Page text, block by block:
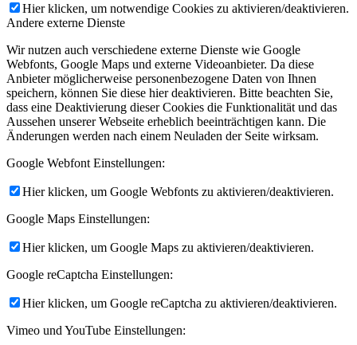
Hier klicken, um notwendige Cookies zu aktivieren/deaktivieren.
Andere externe Dienste
Wir nutzen auch verschiedene externe Dienste wie Google
Webfonts, Google Maps und externe Videoanbieter. Da diese
Anbieter möglicherweise personenbezogene Daten von Ihnen
speichern, können Sie diese hier deaktivieren. Bitte beachten Sie,
dass eine Deaktivierung dieser Cookies die Funktionalität und das
Aussehen unserer Webseite erheblich beeinträchtigen kann. Die
Änderungen werden nach einem Neuladen der Seite wirksam.
Google Webfont Einstellungen:
Hier klicken, um Google Webfonts zu aktivieren/deaktivieren.
Google Maps Einstellungen:
Hier klicken, um Google Maps zu aktivieren/deaktivieren.
Google reCaptcha Einstellungen:
Hier klicken, um Google reCaptcha zu aktivieren/deaktivieren.
Vimeo und YouTube Einstellungen: